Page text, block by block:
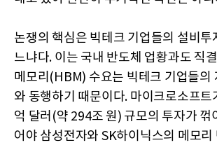
논쟁의 핵심은 빅테크 기업들의 설비투
느냐다. 이는 국내 반도체 업황과도 직
메모리(HBM) 수요는 빅테크 기업들의
와 동행하기 때문이다. 마이크로소프트
억 달러(약 294조 원) 규모의 투자가 꺾
어야 삼성전자와 SK하이닉스의 메모리